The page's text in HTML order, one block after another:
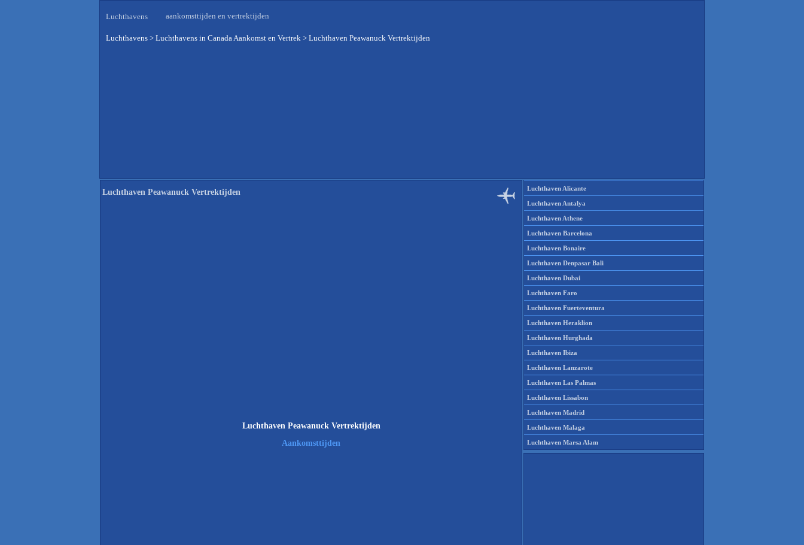
Luchthavens aankomsttijden en vertrektijden
Luchthavens > Luchthavens in Canada Aankomst en Vertrek > Luchthaven Peawanuck Vertrektijden
Luchthaven Peawanuck Vertrektijden
Luchthaven Peawanuck Vertrektijden
Aankomsttijden
Luchthaven Alicante
Luchthaven Antalya
Luchthaven Athene
Luchthaven Barcelona
Luchthaven Bonaire
Luchthaven Denpasar Bali
Luchthaven Dubai
Luchthaven Faro
Luchthaven Fuerteventura
Luchthaven Heraklion
Luchthaven Hurghada
Luchthaven Ibiza
Luchthaven Lanzarote
Luchthaven Las Palmas
Luchthaven Lissabon
Luchthaven Madrid
Luchthaven Malaga
Luchthaven Marsa Alam